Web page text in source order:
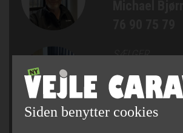
SÆLGER
75 82 84 22
Siden benytter cookies